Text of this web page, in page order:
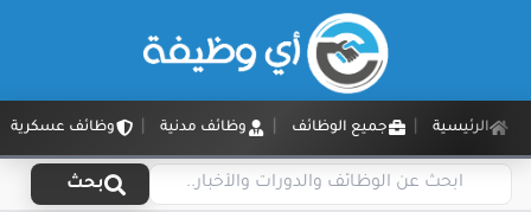
الرئيسية جميع الوظائف وظائف مدنية وظائف عسكرية
بحث